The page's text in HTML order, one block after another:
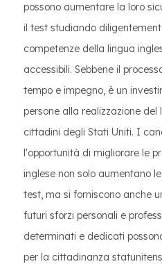
possono aumentare la loro
il test studiando
competenze della lingua
accessibili. Sebbene il
tempo e impegno, è un
persone alla realizzazione
cittadini degli Stati Uniti. I
l'opportunità di migliorare le
inglese non solo aumentano
test, ma si forniscono anche
futuri sforzi personali e
determinati e dedicati
per la cittadinanza